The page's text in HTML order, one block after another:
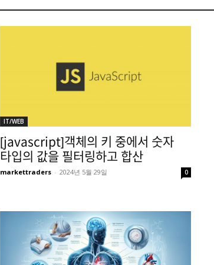
IT/WEB
[javascript]객체의 키 중에서 숫자
타입의 값을 필터링하고 합산
markettraders - 2024년 5월 29일 0